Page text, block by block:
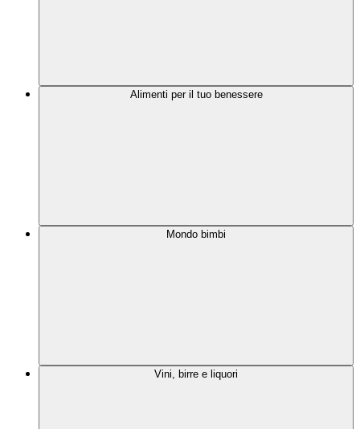
Alimenti per il tuo benessere
Mondo bimbi
Vini, birre e liquori